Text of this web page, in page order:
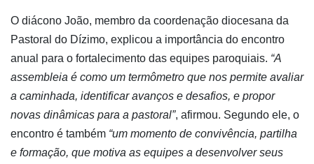
O diácono João, membro da coordenação diocesana da
Pastoral do Dízimo, explicou a importância do encontro
anual para o fortalecimento das equipes paroquiais. “A
assembleia é como um termômetro que nos permite avaliar
a caminhada, identificar avanços e desafios, e propor
novas dinâmicas para a pastoral”, afirmou. Segundo ele, o
encontro é também “um momento de convivência, partilha
e formação, que motiva as equipes a desenvolver seus